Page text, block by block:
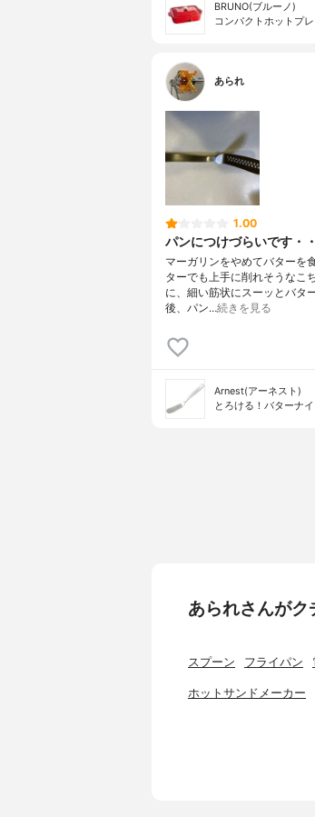
BRUNO(ブルーノ)
コンパクトホットプ
あられ
1.00
パンにつけづらいです・・
マーガリンをやめてバターを
ターでも上手に削れそうなこ
に、細い筋状にスーッとバタ
後、パン…続きを見る
Arnest(アーネスト)
とろける！バターナ
あられさんがク
スプーン フライパン
ホットサンドメーカー